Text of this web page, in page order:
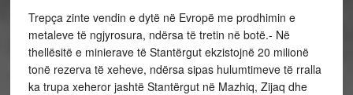
Trepça zinte vendin e dytë në Evropë me prodhimin e
metaleve të ngjyrosura, ndërsa të tretin në botë.- Në
thellësitë e minierave të Stantërgut ekzistojnë 20 milionë
tonë rezerva të xeheve, ndërsa sipas hulumtimeve të rralla
ka trupa xeheror jashtë Stantërgut në Mazhiq, Zijaq dhe